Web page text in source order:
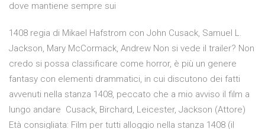
dove mantiene sempre sui
1408 regia di Mikael Hafstrom con John Cusack, Samuel L.
Jackson, Mary McCormack, Andrew Non si vede il trailer? Non
credo si possa classificare come horror, è più un genere
fantasy con elementi drammatici, in cui discutono dei fatti
avvenuti nella stanza 1408, peccato che a mio avviso il film a
lungo andare Cusack, Birchard, Leicester, Jackson (Attore)
Età consigliata: Film per tutti alloggio nella stanza 1408 (il